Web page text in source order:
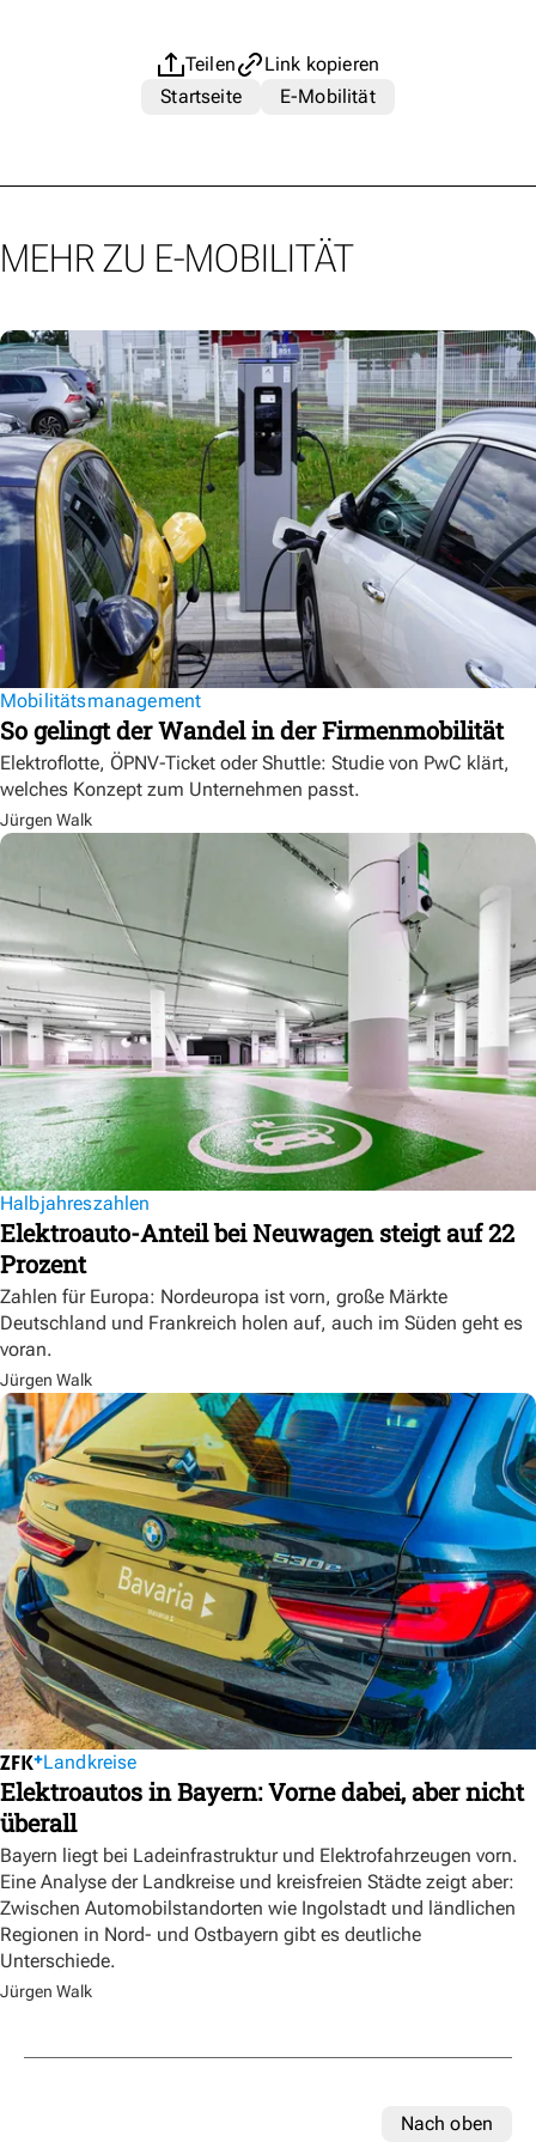
Teilen
Link kopieren
Startseite
E-Mobilität
MEHR ZU E-MOBILITÄT
Mobilitätsmanagement
So gelingt der Wandel in der Firmenmobilität
Elektroflotte, ÖPNV-Ticket oder Shuttle: Studie von PwC klärt,
welches Konzept zum Unternehmen passt.
Jürgen Walk
Halbjahreszahlen
Elektroauto-Anteil bei Neuwagen steigt auf 22
Prozent
Zahlen für Europa: Nordeuropa ist vorn, große Märkte
Deutschland und Frankreich holen auf, auch im Süden geht es
voran.
Jürgen Walk
Landkreise
Elektroautos in Bayern: Vorne dabei, aber nicht
überall
Bayern liegt bei Ladeinfrastruktur und Elektrofahrzeugen vorn.
Eine Analyse der Landkreise und kreisfreien Städte zeigt aber:
Zwischen Automobilstandorten wie Ingolstadt und ländlichen
Regionen in Nord- und Ostbayern gibt es deutliche
Unterschiede.
Jürgen Walk
Nach oben